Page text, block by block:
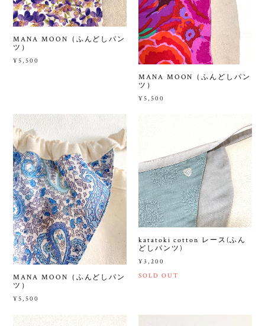
MANA MOON（ふんどしパン
ツ）
¥5,500
MANA MOON（ふんどしパン
ツ）
¥5,500
MANA MOON（ふんどしパン
ツ）
¥5,500
katatoki cotton レース(ふん
どしパンツ)
¥3,200
SOLD OUT